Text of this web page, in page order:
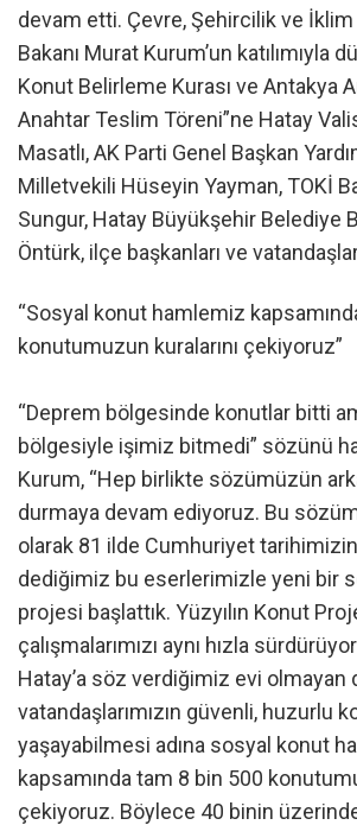
devam etti. Çevre, Şehircilik ve
Bakanı Murat Kurum’un katılımıyla
Konut Belirleme Kurası ve Antakya
Anahtar Teslim Töreni”ne Hatay
Masatlı, AK Parti Genel Başkan
Milletvekili Hüseyin Yayman, TOKİ
Sungur, Hatay Büyükşehir Belediye
Öntürk, ilçe başkanları ve
“Sosyal konut hamlemiz
konutumuzun kuralarını çekiyoruz”
“Deprem bölgesinde konutlar bitti
bölgesiyle işimiz bitmedi” sözünü
Kurum, “Hep birlikte sözümüzün
durmaya devam ediyoruz. Bu
olarak 81 ilde Cumhuriyet tarihimizin
dediğimiz bu eserlerimizle yeni bir
projesi başlattık. Yüzyılın Konut
çalışmalarımızı aynı hızla
Hatay’a söz verdiğimiz evi olmayan
vatandaşlarımızın güvenli, huzurlu
yaşayabilmesi adına sosyal konut
kapsamında tam 8 bin 500
çekiyoruz. Böylece 40 binin